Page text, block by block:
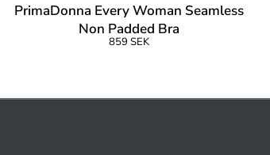
PrimaDonna Every Woman Seamless
Non Padded Bra
859 SEK